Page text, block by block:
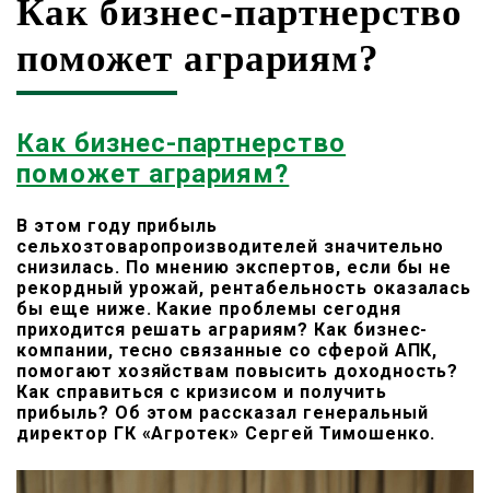
Как бизнес-партнерство
поможет аграриям?
Как бизнес-партнерство
поможет аграриям?
В этом году прибыль
сельхозтоваропроизводителей значительно
снизилась. По мнению экспертов, если бы не
рекордный урожай, рентабельность оказалась
бы еще ниже. Какие проблемы сегодня
приходится решать аграриям? Как бизнес-
компании, тесно связанные со сферой АПК,
помогают хозяйствам повысить доходность?
Как справиться с кризисом и получить
прибыль? Об этом рассказал генеральный
директор ГК «Агротек» Сергей Тимошенко.